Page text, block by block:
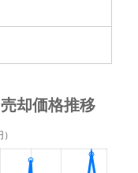
真駒内
徒歩45分
真駒内
自衛隊前
徒歩45分